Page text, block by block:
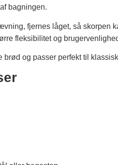
bagningen.
fjernes låget, så skorpen
fleksibilitet og
brød og passer perfekt til